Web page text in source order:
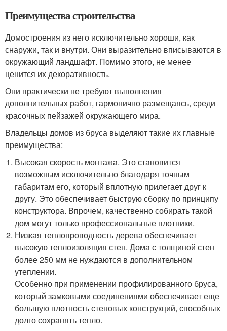
Преимущества строительства
Домостроения из него исключительно хороши, как
снаружи, так и внутри. Они выразительно вписываются в
окружающий ландшафт. Помимо этого, не менее
ценится их декоративность.
Они практически не требуют выполнения
дополнительных работ, гармонично размещаясь, среди
красочных пейзажей окружающего мира.
Владельцы домов из бруса выделяют такие их главные
преимущества:
Высокая скорость монтажа. Это становится
возможным исключительно благодаря точным
габаритам его, который вплотную прилегает друг к
другу. Это обеспечивает быструю сборку по принципу
конструктора. Впрочем, качественно собирать такой
дом могут только профессиональные плотники.
Низкая теплопроводность дерева обеспечивает
высокую теплоизоляция стен. Дома с толщиной стен
более 250 мм не нуждаются в дополнительном
утеплении.
Особенно при применении профилированного бруса,
который замковыми соединениями обеспечивает еще
большую плотность стеновых конструкций, способных
долго сохранять тепло.